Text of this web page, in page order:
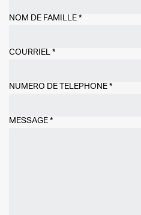
NOM DE FAMILLE *
COURRIEL *
NUMÉRO DE TÉLÉPHONE *
MESSAGE *